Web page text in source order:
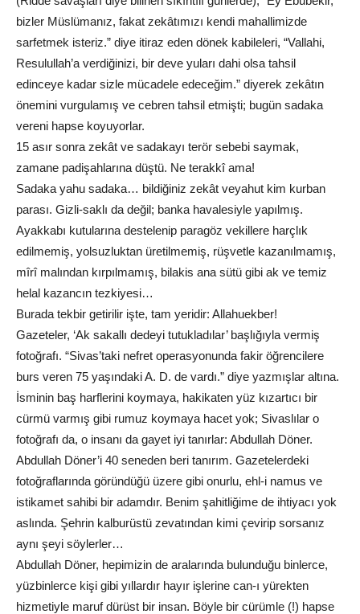
bizler Müslümanız, fakat zekâtımızı kendi mahallimizde
sarfetmek isteriz.” diye itiraz eden dönek kabileleri, “Vallahi,
Resulullah’a verdiğinizi, bir deve yuları dahi olsa tahsil
edinceye kadar sizle mücadele edeceğim.” diyerek zekâtın
önemini vurgulamış ve cebren tahsil etmişti; bugün sadaka
vereni hapse koyuyorlar.
15 asır sonra zekât ve sadakayı terör sebebi saymak,
zamane padişahlarına düştü. Ne terakkî ama!
Sadaka yahu sadaka… bildiğiniz zekât veyahut kim kurban
parası. Gizli-saklı da değil; banka havalesiyle yapılmış.
Ayakkabı kutularına destelenip paragöz vekillere harçlık
edilmemiş, yolsuzluktan üretilmemiş, rüşvetle kazanılmamış,
mîrî malından kırpılmamış, bilakis ana sütü gibi ak ve temiz
helal kazancın tezkiyesi…
Burada tekbir getirilir işte, tam yeridir: Allahuekber!
Gazeteler, ‘Ak sakallı dedeyi tutukladılar’ başlığıyla vermiş
fotoğrafı. “Sivas’taki nefret operasyonunda fakir öğrencilere
burs veren 75 yaşındaki A. D. de vardı.” diye yazmışlar altına.
İsminin baş harflerini koymaya, hakikaten yüz kızartıcı bir
cürmü varmış gibi rumuz koymaya hacet yok; Sivaslılar o
fotoğrafı da, o insanı da gayet iyi tanırlar: Abdullah Döner.
Abdullah Döner’i 40 seneden beri tanırım. Gazetelerdeki
fotoğraflarında göründüğü üzere gibi onurlu, ehl-i namus ve
istikamet sahibi bir adamdır. Benim şahitliğime de ihtiyacı yok
aslında. Şehrin kalburüstü zevatından kimi çevirip sorsanız
aynı şeyi söylerler…
Abdullah Döner, hepimizin de aralarında bulunduğu binlerce,
yüzbinlerce kişi gibi yıllardır hayır işlerine can-ı yürekten
hizmetiyle maruf dürüst bir insan. Böyle bir cürümle (!) hapse